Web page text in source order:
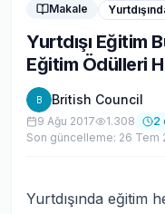
Makale
Yurtdışı Eğitim
Eğitim Ödülleri
B British Council
9 Ağu 2017 1.308 2
Son güncelleme: 26 Tem
Yurtdışında eğitim